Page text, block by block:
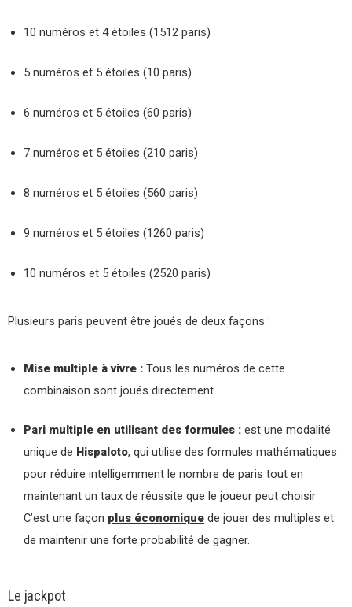
10 numéros et 4 étoiles (1512 paris)
5 numéros et 5 étoiles (10 paris)
6 numéros et 5 étoiles (60 paris)
7 numéros et 5 étoiles (210 paris)
8 numéros et 5 étoiles (560 paris)
9 numéros et 5 étoiles (1260 paris)
10 numéros et 5 étoiles (2520 paris)
Plusieurs paris peuvent être joués de deux façons :
Mise multiple à vivre : Tous les numéros de cette
combinaison sont joués directement
Pari multiple en utilisant des formules : est une modalité
unique de Hispaloto, qui utilise des formules mathématiques
pour réduire intelligemment le nombre de paris tout en
maintenant un taux de réussite que le joueur peut choisir
C’est une façon plus économique de jouer des multiples et
de maintenir une forte probabilité de gagner.
Le jackpot